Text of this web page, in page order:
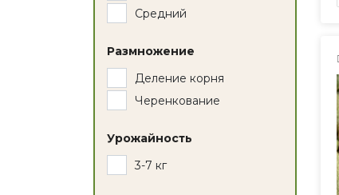
Средний
Размножение
Деление корня
Черенкование
Урожайность
3-7 кг